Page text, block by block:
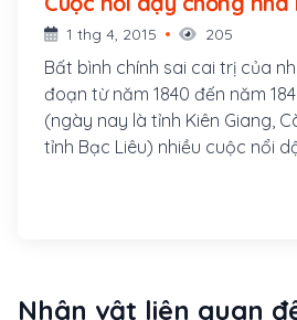
Tiên (1840 - 1847)
1 thg 4, 2015 205
Bất bình chính sai cai trị của
đoạn từ năm 1840 đến năm
(ngày nay là tỉnh Kiên Giang,
tỉnh Bạc Liêu) nhiều cuộc nổi
tổn thất lớn cho triều đình
chiến sự ở Nam Bộ (trong đó
Nhân vật liên quan